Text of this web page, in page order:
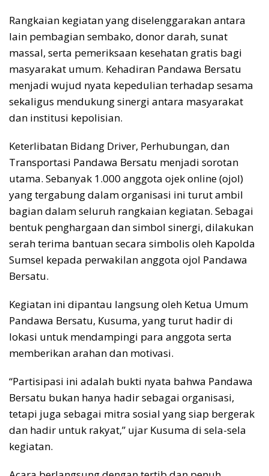
Rangkaian kegiatan yang diselenggarakan antara
lain pembagian sembako, donor darah, sunat
massal, serta pemeriksaan kesehatan gratis bagi
masyarakat umum. Kehadiran Pandawa Bersatu
menjadi wujud nyata kepedulian terhadap sesama
sekaligus mendukung sinergi antara masyarakat
dan institusi kepolisian.
Keterlibatan Bidang Driver, Perhubungan, dan
Transportasi Pandawa Bersatu menjadi sorotan
utama. Sebanyak 1.000 anggota ojek online (ojol)
yang tergabung dalam organisasi ini turut ambil
bagian dalam seluruh rangkaian kegiatan. Sebagai
bentuk penghargaan dan simbol sinergi, dilakukan
serah terima bantuan secara simbolis oleh Kapolda
Sumsel kepada perwakilan anggota ojol Pandawa
Bersatu.
Kegiatan ini dipantau langsung oleh Ketua Umum
Pandawa Bersatu, Kusuma, yang turut hadir di
lokasi untuk mendampingi para anggota serta
memberikan arahan dan motivasi.
“Partisipasi ini adalah bukti nyata bahwa Pandawa
Bersatu bukan hanya hadir sebagai organisasi,
tetapi juga sebagai mitra sosial yang siap bergerak
dan hadir untuk rakyat,” ujar Kusuma di sela-sela
kegiatan.